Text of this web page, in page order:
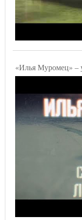
«Илья Муромец» –